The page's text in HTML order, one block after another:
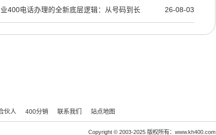
400电话办理的全新底层逻辑：从号码到长
的重构
26-08-03
伙人 400分销 联系我们 站点地图
Copyright © 2003-2025 版权所有：www.kh400.com